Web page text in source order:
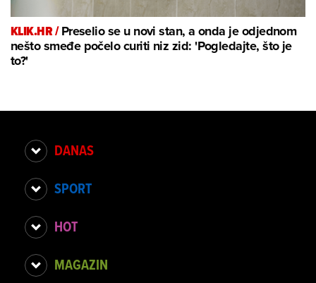
KLIK.HR /Preselio se u novi stan, a onda je odjednom
nešto smeđe počelo curiti niz zid: 'Pogledajte, što je
to?'
DANAS
SPORT
HOT
MAGAZIN